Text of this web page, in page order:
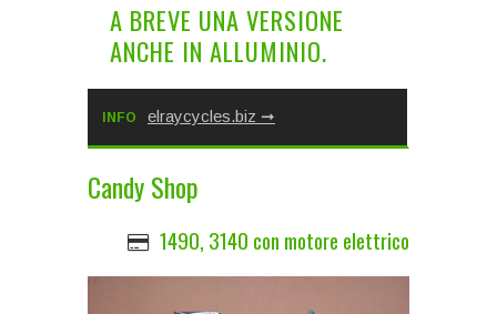
A BREVE UNA VERSIONE
ANCHE IN ALLUMINIO.
INFO elraycycles.biz
Candy Shop
1490, 3140 con motore elettrico